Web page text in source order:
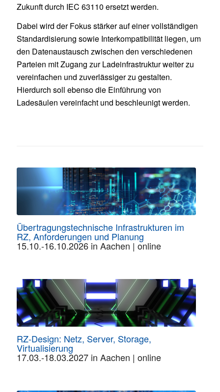
Zukunft durch IEC 63110 ersetzt werden.
Dabei wird der Fokus stärker auf einer vollständigen
Standardisierung sowie Interkompatibilität liegen, um
den Datenaustausch zwischen den verschiedenen
Parteien mit Zugang zur Ladeinfrastruktur weiter zu
vereinfachen und zuverlässiger zu gestalten.
Hierdurch soll ebenso die Einführung von
Ladesäulen vereinfacht und beschleunigt werden.
Übertragungstechnische Infrastrukturen im
RZ, Anforderungen und Planung
15.10.-16.10.2026 in Aachen | online
RZ-Design: Netz, Server, Storage,
Virtualisierung
17.03.-18.03.2027 in Aachen | online